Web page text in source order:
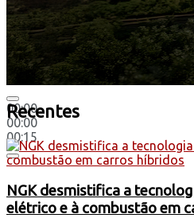
00:00
00:00
00:15
Recentes
NGK desmistifica a
elétrico e à combustão em